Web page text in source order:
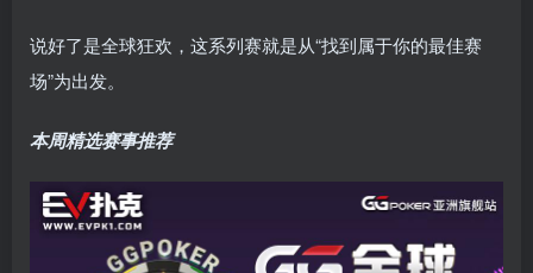
说好了是全球狂欢，这系列赛就是从“找到属于你的最佳赛
场”为出发。
本周精选赛事推荐